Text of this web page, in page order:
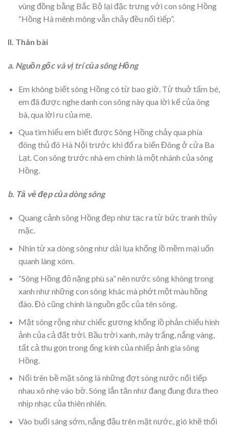
vùng đồng bằng Bắc Bộ lại đặc trưng với con sông Hồng
“Hồng Hà mênh mông vẫn chảy đều nối tiếp”.
II. Thân bài
a. Nguồn gốc và vị trí của sông Hồng
Em không biết sông Hồng có từ bao giờ. Từ thuở tấm bé,
em đã được nghe danh con sông này qua lời kể của ông
bà, qua lời ru của mẹ.
Qua tìm hiểu em biết được Sông Hồng chảy qua phía
đông thủ đô Hà Nội trước khi đổ ra biển Đông ở cửa Ba
Lạt. Con sông trước nhà em chính là một nhánh của sông
Hồng.
b. Tả vẻ đẹp của dòng sông
Quang cảnh sông Hồng đẹp như tạc ra từ bức tranh thủy
mặc.
Nhìn từ xa dòng sông như dải lụa khổng lồ mềm mại uốn
quanh làng xóm.
“Sông Hồng đỏ nặng phù sa” nên nước sông không trong
xanh như những con sông khác mà phớt một màu hồng
đào. Đó cũng chính là nguồn gốc của tên sông.
Mặt sông rộng như chiếc gương khổng lồ phản chiếu hình
ảnh của cả đất trời. Bầu trời xanh, mây trắng, nắng vàng,
tất cả thu gọn trong ống kính của nhiếp ảnh gia sông
Hồng.
Nổi trên bề mặt sông là những đợt sóng nước nối tiếp
nhau xô nhẹ vào bờ. Sóng lắn tăn như đang đung đưa theo
nhịp nhạc của thiên nhiên.
Vào buổi sáng sớm, nắng đậu trên mặt nước, gió khẽ thổi